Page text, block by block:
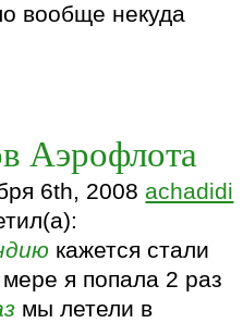
вообще некуда
Аэрофлота
6th, 2008 achadidi
кажется стали
я попала 2 раз
мы летели в